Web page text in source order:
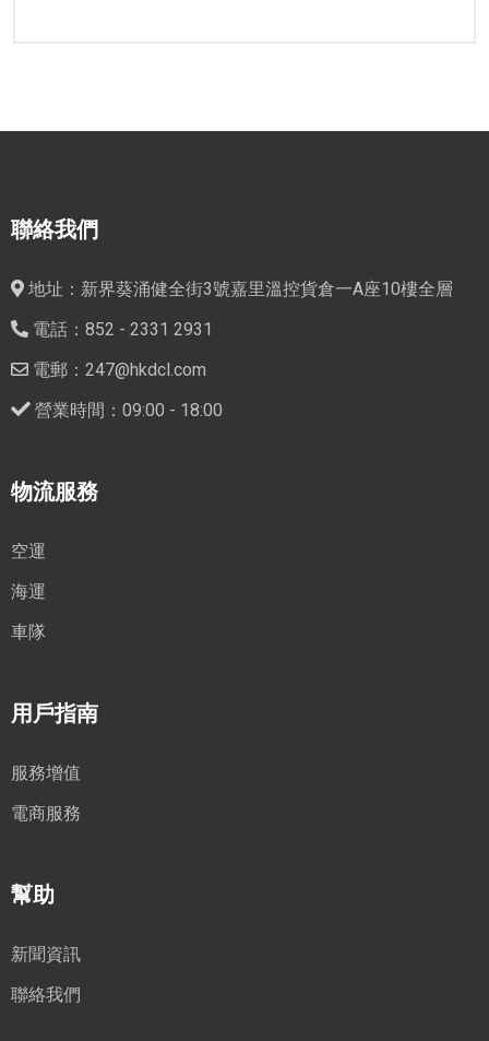
聯絡我們
地址：新界葵涌健全街3號嘉里溫控貨倉一A座10樓全層
電話：852 - 2331 2931
電郵：247@hkdcl.com
營業時間：09:00 - 18:00
物流服務
空運
海運
車隊
用戶指南
服務增值
電商服務
幫助
新聞資訊
聯絡我們